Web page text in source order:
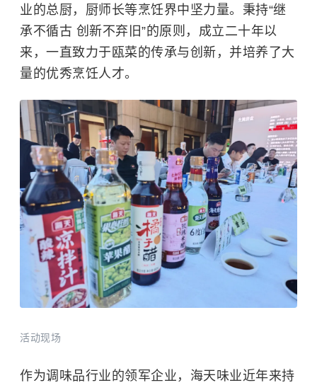
业的总厨，厨师长等烹饪界中坚力量。秉持“继
承不循古 创新不弃旧”的原则，成立二十年以
来，一直致力于瓯菜的传承与创新，并培养了大
量的优秀烹饪人才。
活动现场
作为调味品行业的领军企业，海天味业近年来持